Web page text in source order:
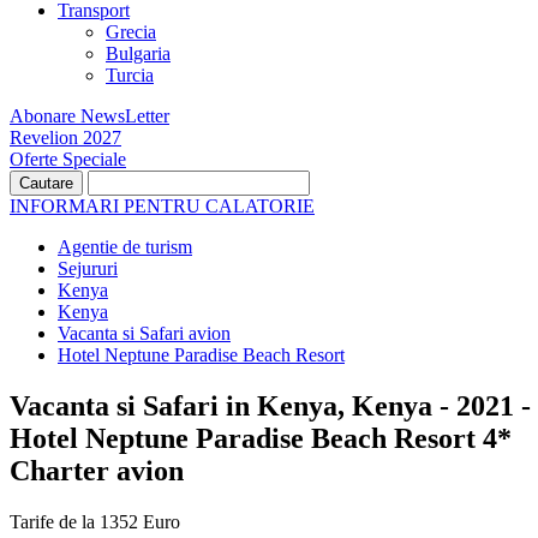
Transport
Grecia
Bulgaria
Turcia
Abonare NewsLetter
Revelion 2027
Oferte Speciale
INFORMARI PENTRU CALATORIE
Agentie de turism
Sejururi
Kenya
Kenya
Vacanta si Safari avion
Hotel Neptune Paradise Beach Resort
Vacanta si Safari in Kenya, Kenya - 2021 -
Hotel Neptune Paradise Beach Resort 4*
Charter avion
Tarife de la 1352 Euro